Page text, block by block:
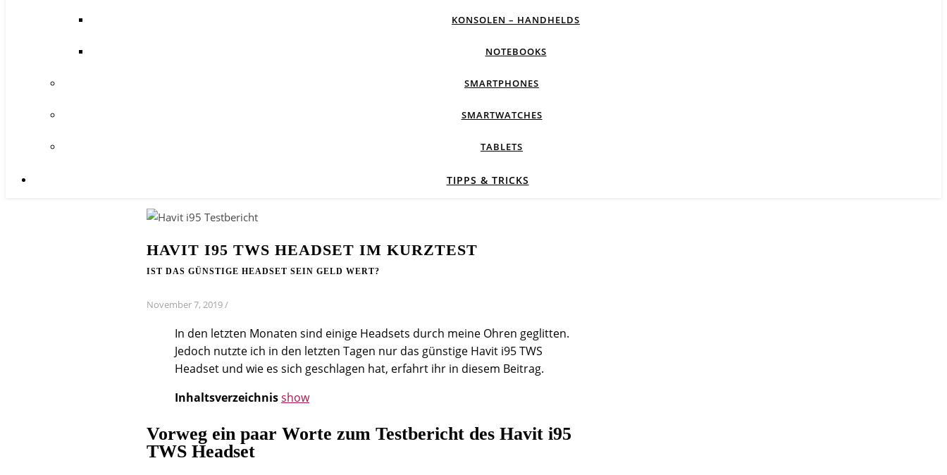
KONSOLEN – HANDHELDS
NOTEBOOKS
SMARTPHONES
SMARTWATCHES
TABLETS
TIPPS & TRICKS
HAVIT I95 TWS HEADSET IM KURZTEST
IST DAS GÜNSTIGE HEADSET SEIN GELD WERT?
November 7, 2019/
In den letzten Monaten sind einige Headsets durch meine Ohren geglitten.
Jedoch nutzte ich in den letzten Tagen nur das günstige Havit i95 TWS
Headset und wie es sich geschlagen hat, erfahrt ihr in diesem Beitrag.
Inhaltsverzeichnisshow
Vorweg ein paar Worte zum Testbericht des Havit i95
TWS Headset